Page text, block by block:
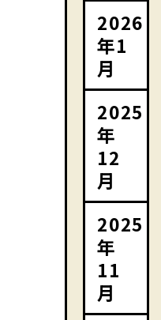
2026
年1
月
2025
年
12
月
2025
年
11
月